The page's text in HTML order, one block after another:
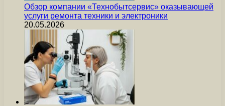
Обзор компании «Технобытсервис» оказывающей
услуги ремонта техники и электроники
20.05.2026